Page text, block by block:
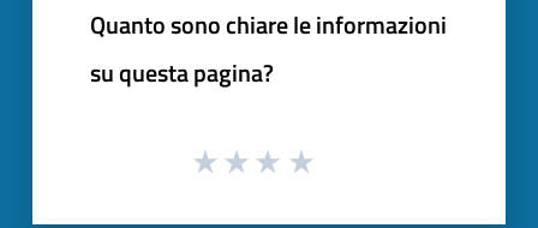
Quanto sono chiare le informazioni
su questa pagina?